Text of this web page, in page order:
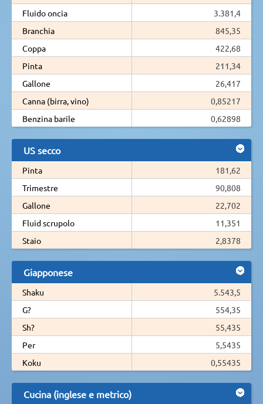
Fluido oncia
3.381,4
Branchia
845,35
Coppa
422,68
Pinta
211,34
Gallone
26,417
Canna (birra, vino)
0,85217
Benzina barile
0,62898
US secco
Pinta
181,62
Trimestre
90,808
Gallone
22,702
Fluid scrupolo
11,351
Staio
2,8378
Giapponese
Shaku
5.543,5
G?
554,35
Sh?
55,435
Per
5,5435
Koku
0,55435
Cucina (inglese e metrico)